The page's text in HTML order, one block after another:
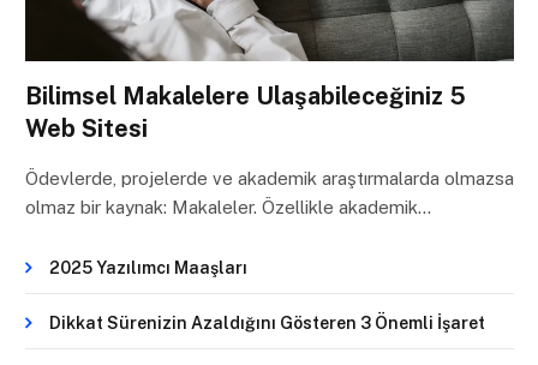
Bilimsel Makalelere Ulaşabileceğiniz 5
Web Sitesi
Ödevlerde, projelerde ve akademik araştırmalarda olmazsa
olmaz bir kaynak: Makaleler. Özellikle akademik…
2025 Yazılımcı Maaşları
Dikkat Sürenizin Azaldığını Gösteren 3 Önemli İşaret